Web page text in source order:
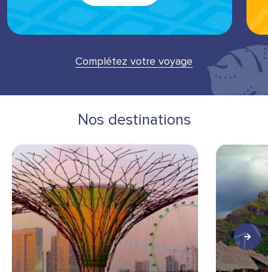
Complétez votre voyage
Nos destinations